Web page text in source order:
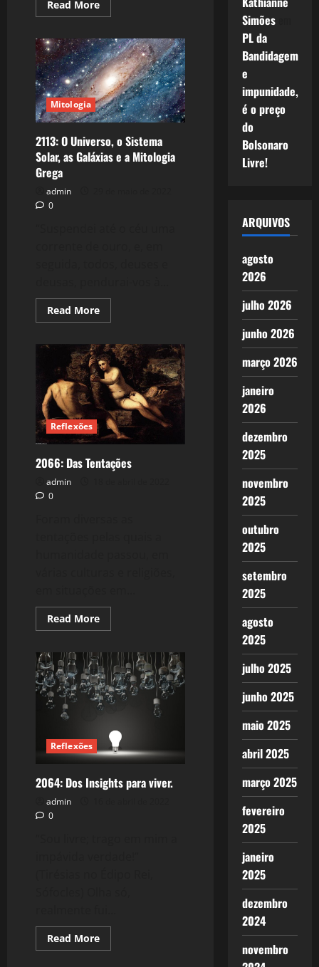
Read MoreRead
more
Crise
2.0:
A
Taxa
de
Lucro
Reloaded
–
10
depois.
Mitologia
2113: O Universo, o Sistema
Solar, as Galáxias e a Mitologia
Grega
admin
0
Read MoreRead
more
O
Universo,
o
Sistema
Solar,
Galáxias
Mitologia
Grega
Reflexões
2066: Das Tentações
admin
0
Read MoreRead
more
Das
Tentações
Reflexões
2064: Dos Insights para viver.
admin
0
Read MoreRead
more
Simõesem
PL da
Bandidagem
e
impunidade,
é o preço
do
Bolsonaro
Livre!
ARQUIVOS
agosto
2026
julho 2026
junho 2026
março 2026
janeiro
2026
dezembro
2025
novembro
2025
outubro
2025
setembro
2025
agosto
2025
julho 2025
junho 2025
maio 2025
abril 2025
março 2025
fevereiro
2025
janeiro
2025
dezembro
2024
novembro